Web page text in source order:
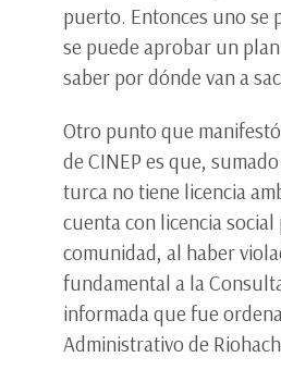
puerto. Entonces uno se
se puede aprobar un
saber por dónde van a
Otro punto que
de CINEP es que,
turca no tiene licencia
cuenta con licencia
comunidad, al haber
fundamental a la
informada que fue
Administrativo de